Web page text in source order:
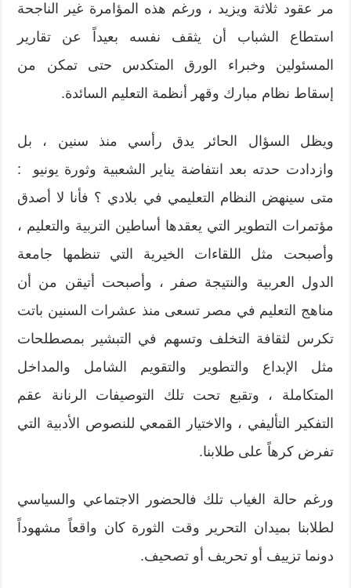
مر عقود ثلاثة ويزيد ، ورغم هذه المؤامرة غير الناجحة
استطاع الشباب أن يثقف نفسه بعيداً عن تقارير
المسئولين وخبراء الورق المتكدس حتى تمكن من
إسقاط نظام مبارك وقهر أنظمة التعليم السائدة.
ويظل السؤال الحائر يدق رأسي منذ سنين ، بل
وازدادت حدته بعد انتفاضة يناير الشعبية وثورة يونيو :
متى سينهض النظام التعليمي في بلادي ؟ فأنا لا أصدق
مؤتمرات التطوير التي يعقدها أساطين التربية والتعليم ،
وأصبحت مثل اللقاءات الخيرية التي تنظمها جامعة
الدول العربية والنتيجة صفر ، وأصبحت أتيقن من أن
مناهج التعليم في مصر تسعى منذ عشرات السنين باتت
تكرس لثقافة التخلف وتسهم في التبشير بمصطلحات
مثل الإبداع والتطوير والتقويم الشامل والمداخل
المتكاملة ، وتقبع تحت تلك التوصيفات الرنانة عقم
التفكير التأليفي ، والاختيار القمعي للنصوص الأدبية التي
تفرض كرهاً على طلابنا.
ورغم حالة الغياب تلك فالحضور الاجتماعي والسياسي
لطلابنا بميدان التحرير وقت الثورة كان واقعاً مشهوداً
دونما تزييف أو تحريف أو تصحيف.